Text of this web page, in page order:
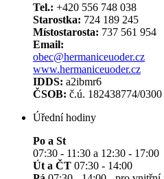
Tel.: +420 556 748 038
Starostka: 724 189 245
Místostarosta: 737 561 954
Email:
obec@hermaniceuoder.cz
www.hermaniceuoder.cz
IDDS: a2ibmr6
ČSOB: č.ú. 182438774/0300
Úřední hodiny
Po a St
07:30 - 11:30 a 12:30 - 17:00
Út a ČT 07:30 - 14:00